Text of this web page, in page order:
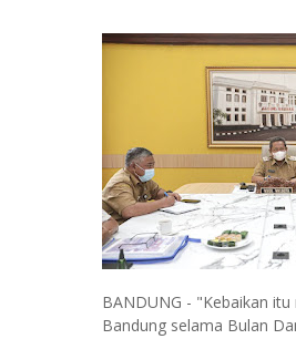
BANDUNG - "Kebaikan
Bandung selama Bulan